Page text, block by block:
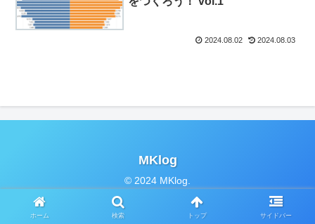
2024.08.02 2024.08.03
MKlog
© 2024 MKlog.
ホーム 検索 トップ サイドバー